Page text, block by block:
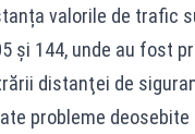
valorile de trafic
şi 144, unde au fost
distanţei de
probleme